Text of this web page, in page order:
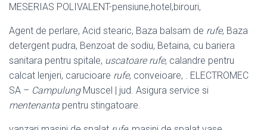
MESERIAS POLIVALENT-pensiune,hotel,birouri,
Agent de perlare, Acid stearic, Baza balsam de rufe, Baza
detergent pudra, Benzoat de sodiu, Betaina, cu bariera
sanitara pentru spitale, uscatoare rufe, calandre pentru
calcat lenjeri, carucioare rufe, conveioare, . ELECTROMEC
SA – CampulungMuscel | jud. Asigura service si
mentenanta pentru stingatoare.